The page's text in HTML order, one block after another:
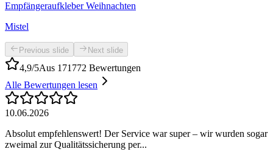
Empfängeraufkleber Weihnachten
Mistel
Previous slide Next slide
4,9/5Aus 171772 Bewertungen
Alle Bewertungen lesen
10.06.2026
Absolut empfehlenswert! Der Service war super – wir wurden sogar
zweimal zur Qualitätssicherung per...